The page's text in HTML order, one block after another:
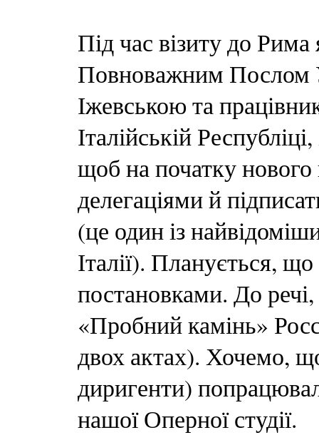
Під час візиту до Рима
Повноважним Послом
Іжевською та
Італійській
щоб на початку нового
делегаціями й
(це один із
Італії). Планується,
постановками. До
«Пробний камінь»
двох актах). Хочемо,
диригенти)
нашої Оперної студії.